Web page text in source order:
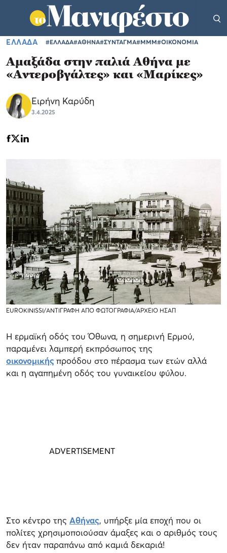
ΕΛΛΑΔΑ #ΕΛΛΑΔΑ#ΑΘΗΝΑ#ΣΥΝΤΑΓΜΑ#ΜΜΜ#ΟΙΚΟΝΟΜΙΑ
Αμαξάδα στην παλιά Αθήνα με
«Αντεροβγάλτες» και «Μαρίκες»
Ειρήνη Καρύδη
3.4.2025
EUROKINISSI/ΑΝΤΙΓΡΑΦΗ ΑΠΟ ΦΩΤΟΓΡΑΦΙΑ/ΑΡΧΕΙΟ ΗΣΑΠ
Η ερμαϊκή οδός του Όθωνα, η σημερινή Ερμού,
παραμένει λαμπερή εκπρόσωπος της
οικονομικήςπροόδου στο πέρασμα των ετών αλλά
και η αγαπημένη οδός του γυναικείου φύλου.
Στο κέντρο της Αθήνας, υπήρξε μία εποχή που οι
πολίτες χρησιμοποιούσαν άμαξες και ο αριθμός τους
δεν ήταν παραπάνω από καμιά δεκαριά!